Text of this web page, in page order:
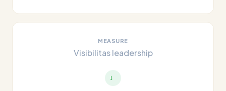
MEASURE
Visibilitas leadership
→